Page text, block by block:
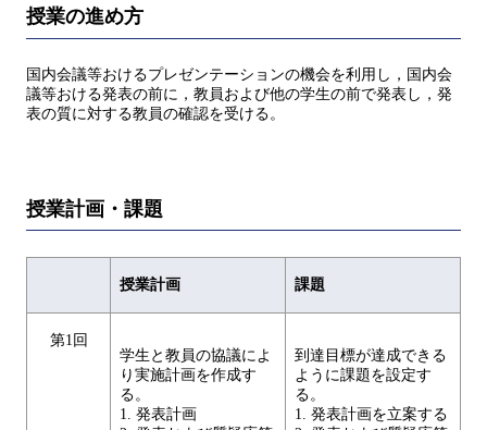
授業の進め方
国内会議等おけるプレゼンテーションの機会を利用し，国内会
議等おける発表の前に，教員および他の学生の前で発表し，発
表の質に対する教員の確認を受ける。
授業計画・課題
授業計画 課題
第1回
学生と教員の協議によ
り実施計画を作成す
る。
1. 発表計画
到達目標が達成できる
ように課題を設定す
る。
1. 発表計画を立案する